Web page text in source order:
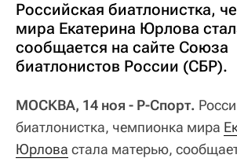
Российская биатлонистка,
мира Екатерина Юрлова
сообщается на сайте Союза
биатлонистов России (СБР).
МОСКВА, 14 ноя - Р-Спорт.
биатлонистка, чемпионка мира
Юрлова стала матерью,